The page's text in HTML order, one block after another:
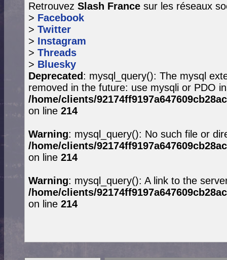
Retrouvez Slash France sur les réseaux
> Facebook
> Twitter
> Instagram
> Threads
> Bluesky
Deprecated: mysql_query(): The mysql
removed in the future: use mysqli or PDO
/home/clients/
on line 214
Warning: mysql_query(): No such file or
/home/clients/
on line 214
Warning: mysql_query(): A link to the
/home/clients/
on line 214